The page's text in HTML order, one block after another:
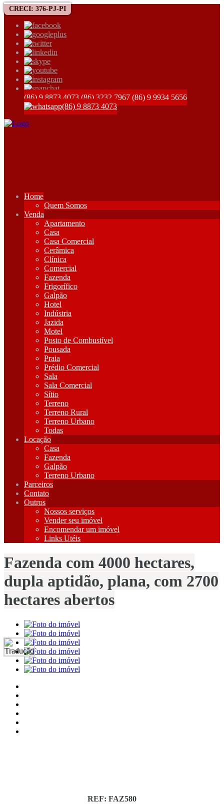
CRECI: 376-PJ-PI
(86) 9 8873 4073 (86) 3232 7967 (86) 9 9934 5656
(86) 9 8873 4073
Home
Quem Somos
Venda
Apartamento
Casa
Casa Comercial
Cerâmica
Clínica
Comercial
Fazenda
Frigorífico
Galpão
Hotel
Indústria
Jazida
Motel
Posto de Combustível
Pousada
Praia
Prédio Comercial
Sala
Sala Comercial
Sítio
Terreno
Terreno Rural
Terreno Urbano
Todas
Locação
Casa
Fazenda
Galpão
Terreno Urbano
Parceiros
Contato
Outros
Nossos serviços
Vender seu imóvel
Encomendar um imóvel
Links Utéis
Fazenda com 4000 hectares,
dupla aptidão, plana, com 2700
hectares abertos
REF: FAZ580